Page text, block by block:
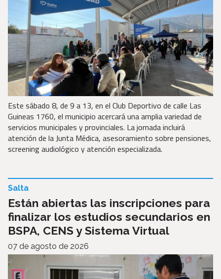
Este sábado 8, de 9 a 13, en el Club Deportivo de calle Las
Guineas 1760, el municipio acercará una amplia variedad de
servicios municipales y provinciales. La jornada incluirá
atención de la Junta Médica, asesoramiento sobre pensiones,
screening audiológico y atención especializada.
Están abiertas las inscripciones para
finalizar los estudios secundarios en
BSPA, CENS y Sistema Virtual
Salta
07 de agosto de 2026